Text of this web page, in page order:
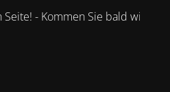
- Kommen Sie bald wieder.